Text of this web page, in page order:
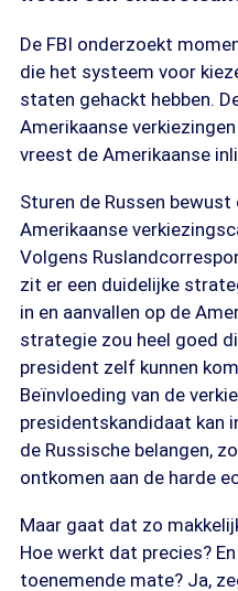
De FBI onderzoekt
die het systeem voor
staten gehackt hebben.
Amerikaanse
vreest de Amerikaanse
Sturen de Russen
Amerikaanse
Volgens
zit er een duidelijke
in en aanvallen op de
strategie zou heel goed
president zelf kunnen
Beïnvloeding van de
presidentskandidaat kan
de Russische belangen,
ontkomen aan de harde
Maar gaat dat zo
Hoe werkt dat precies?
toenemende mate? Ja,